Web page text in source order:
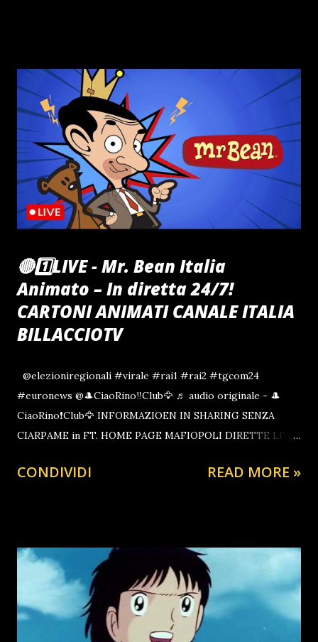
"CiaoRino" tutta. Un Grazie alla Fantastica Voce di Antonella
per la caldi notti battistiane d'Inverno tra le Antiche Mura
del "CiaoRino!Club" Un grazie ai Tabarro brothers & Iron
per un decennio di musica sulla cresta dell' Onda
"CiaoRino!Club"
🔴1️⃣LIVE - Mr. Bean Italia
Animato – In diretta 24/7!
CARTONI ANIMATI CANALE ITALIA
BILLACCIOTV
@elezioniregionali #virale #rai1 #rai2 #tgcom24
#euronews @🎩CiaoRino‼️Club🦅 ♬ audio originale - 🎩
CiaoRino❗️Club🦅 INFORMAZIOEN IN SHARING SENZA
CIARPAME in FT. HOME PAGE MAFIOPOLI DIRETTE LIVE
CiaoRino.Org
CONDIVIDI READ MORE »